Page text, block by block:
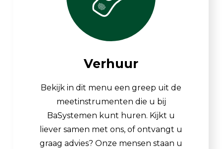
Verhuur
Bekijk in dit menu een greep uit de
meetinstrumenten die u bij
BaSystemen kunt huren. Kijkt u
liever samen met ons, of ontvangt u
graag advies? Onze mensen staan u